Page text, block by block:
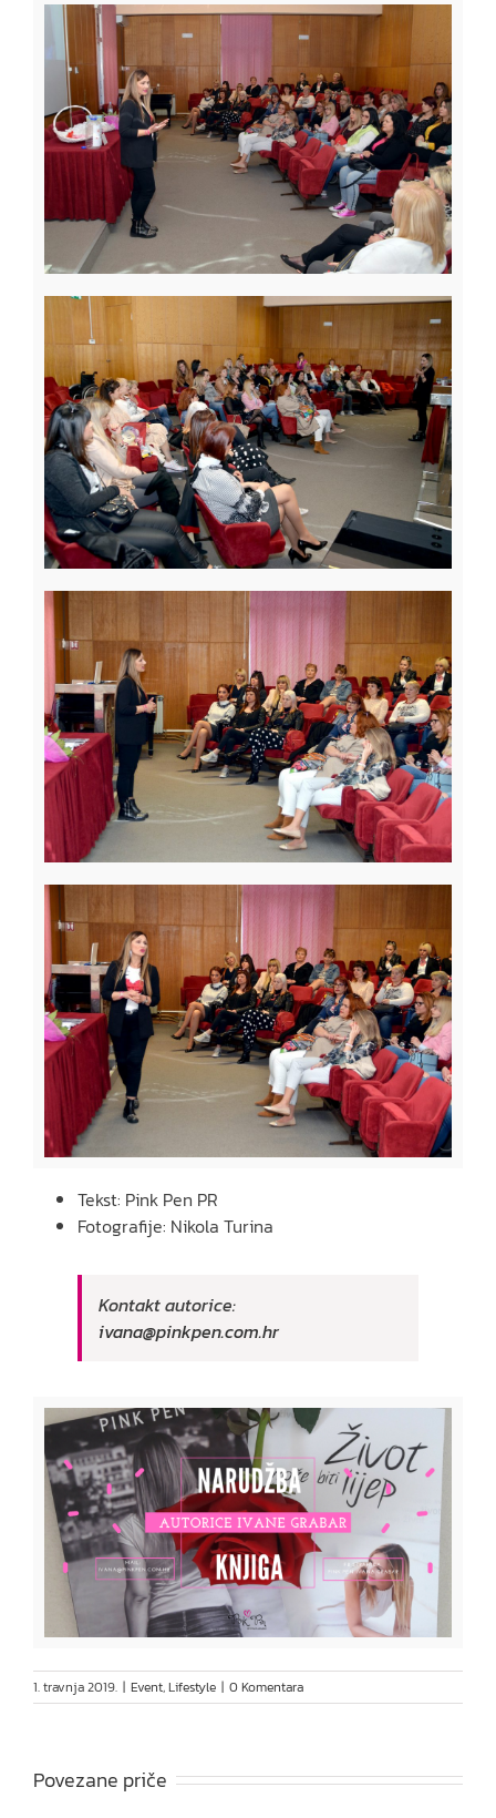
Tekst: Pink Pen PR
Fotografije: Nikola Turina
Kontakt autorice:
ivana@pinkpen.com.hr
1. travnja 2019. | Event,Lifestyle | 0 Komentara
Povezane priče